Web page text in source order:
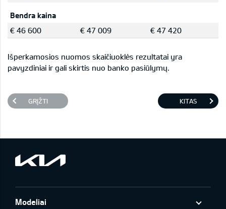
Bendra kaina
€ 46 600
€ 47 009 € 47 420
Išperkamosios nuomos skaičiuoklės rezultatai yra
pavyzdiniai ir gali skirtis nuo banko pasiūlymų.
GRĮŽTI KITAS
Modeliai